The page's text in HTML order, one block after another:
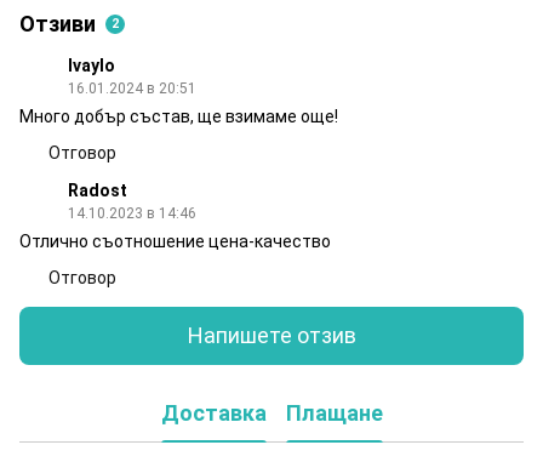
Отзиви 2
Ivaylo
16.01.2024 в 20:51
Много добър състав, ще взимаме още!
Отговор
Radost
14.10.2023 в 14:46
Отлично съотношение цена-качество
Отговор
Напишете отзив
Доставка Плащане